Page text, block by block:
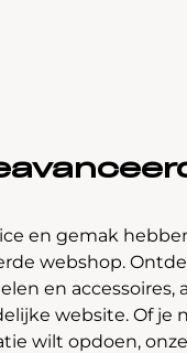
en gemak
webshop.
en
website. Of je
wilt opdoen,